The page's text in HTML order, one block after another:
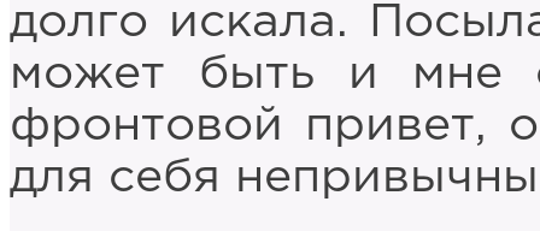
долго искала.
может быть и мне
фронтовой привет,
для себя